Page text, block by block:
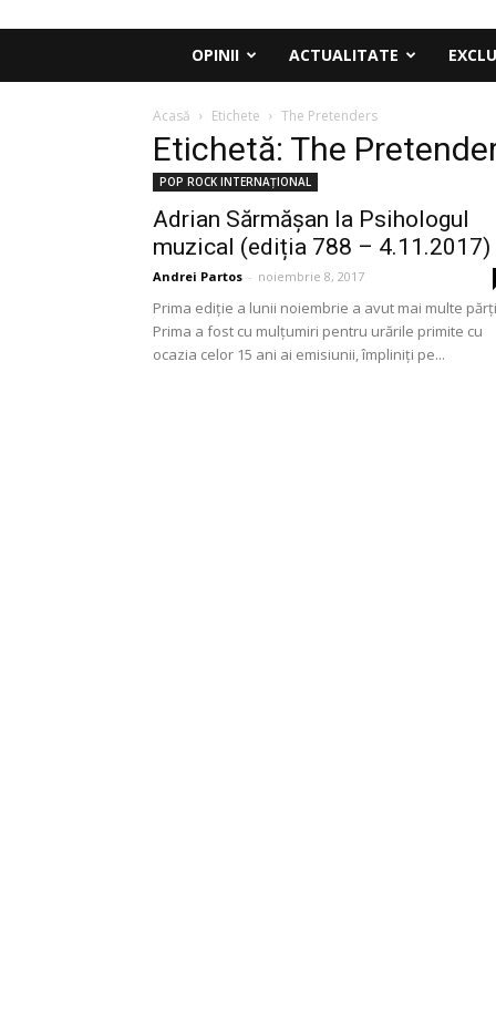
OPINII ACTUALITATE
Acasă Etichete The Pretenders
Etichetă: The
POP ROCK INTERNAȚIONAL
Adrian Sărmășan la Psihologul
muzical (ediția 788 – 4.11.2017)
Andrei Partos - noiembrie 8, 2017
Prima ediție a lunii noiembrie a avut mai multe
Prima a fost cu mulțumiri pentru urările primite cu
ocazia celor 15 ani ai emisiunii, împliniți pe...